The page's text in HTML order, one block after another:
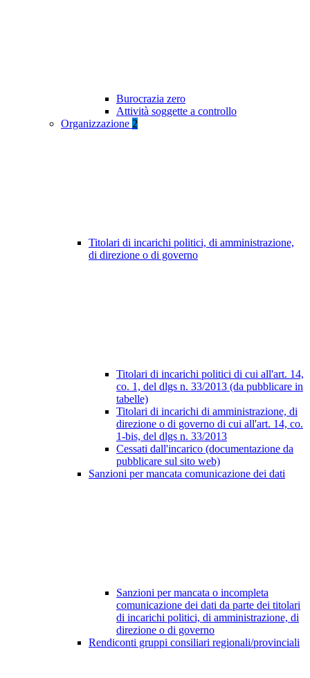
Burocrazia zero
Attività soggette a controllo
Organizzazione 2
Titolari di incarichi politici, di amministrazione,
di direzione o di governo
Titolari di incarichi politici di cui all'art. 14,
co. 1, del dlgs n. 33/2013 (da pubblicare in
tabelle)
Titolari di incarichi di amministrazione, di
direzione o di governo di cui all'art. 14, co.
1-bis, del dlgs n. 33/2013
Cessati dall'incarico (documentazione da
pubblicare sul sito web)
Sanzioni per mancata comunicazione dei dati
Sanzioni per mancata o incompleta
comunicazione dei dati da parte dei titolari
di incarichi politici, di amministrazione, di
direzione o di governo
Rendiconti gruppi consiliari regionali/provinciali